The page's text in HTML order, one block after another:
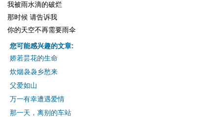
我被雨水滴的破烂
那时候 请告诉我
你的天空不再需要雨伞
您可能感兴趣的文章:
娇若昙花的生命
炊烟袅袅乡愁来
父爱如山
万一有幸遭遇爱情
那一天，离别的车站